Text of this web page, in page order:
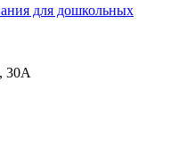
для дошкольных
30А